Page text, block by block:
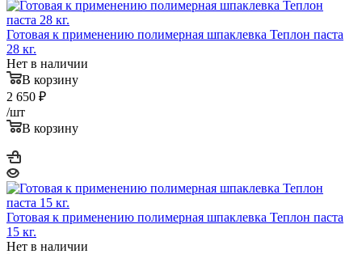
Готовая к применению полимерная шпаклевка Теплон паста
28 кг.
Нет в наличии
В корзину
2 650 ₽
/шт
В корзину
Готовая к применению полимерная шпаклевка Теплон паста
15 кг.
Нет в наличии